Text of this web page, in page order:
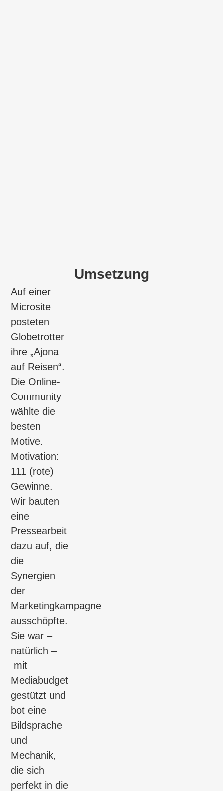
Umsetzung
Auf einer
Microsite
posteten
Globetrotter
ihre „Ajona
auf Reisen“.
Die Online-
Community
wählte die
besten
Motive.
Motivation:
111 (rote)
Gewinne.
Wir bauten
eine
Pressearbeit
dazu auf, die
die
Synergien
der
Marketingkampagne
ausschöpfte.
Sie war –
natürlich –
mit
Mediabudget
gestützt und
bot eine
Bildsprache
und
Mechanik,
die sich
perfekt in die